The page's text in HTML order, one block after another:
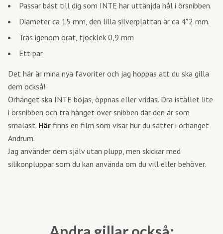
Passar bäst till dig som INTE har uttänjda hål i örsnibben.
Diameter ca 15 mm, den lilla silverplattan är ca 4*2 mm.
Träs igenom örat, tjocklek 0,9 mm
Ett par
Det här är mina nya favoriter och jag hoppas att du ska gilla
dem också!
Örhänget ska INTE böjas, öppnas eller vridas. Dra istället lite
i örsnibben och trä hänget över snibben där den är som
smalast. Här finns en film som visar hur du sätter i örhänget
Andrum.
Jag använder dem själv utan plupp, men skickar med
silikonpluppar som du kan använda om du vill eller behöver.